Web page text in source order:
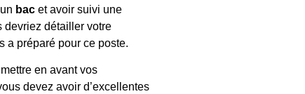
bac et avoir suivi une
devriez détailler votre
a préparé pour ce poste.
en avant vos
devez avoir d’excellentes